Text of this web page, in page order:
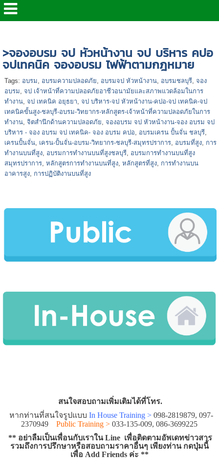
>จองอบรม จป หัวหน้างาน จป บริหาร คปอ
จปเทคนิค จองอบรม ไฟฟ้าตามกฎหมาย
Tags: อบรม, อบรมความปลอดภัย, อบรมจป หัวหน้างาน, อบรมชลบุรี, จอง
อบรม, จป เจ้าหน้าที่ความปลอดภัยอาชีวอนามัยและสภาพแวดล้อมในการ
ทำงาน, จป เทคนิค อยุธยา, จป บริหาร-จป หัวหน้างาน-คปอ-จป เทคนิค-จป
เทคนิคขั้นสูง-ชลบุรี-อบรม-วิทยากร-หลักสูตร-เจ้าหน้าที่ความปลอดภัยในการ
ทำงาน, จิตสำนึกด้านความปลอดภัย, จองอบรม จป หัวหน้างาน-จอง อบรม จป
บริหาร - จอง อบรม จป เทคนิค- จอง อบรม คปอ, อบรมเครน ปั้นจั่น ชลบุรี,
เครนปั้นจั่น, เครน-ปั้นจั่น-อบรม-วิทยากร-ชลบุรี-สมุทรปราการ, อบรมที่สูง, การ
ทำงานบนที่สูง, อบรมการทำงานบนที่สูงชลบุรี, อบรมการทำงานบนที่สูง
สมุทรปราการ, หลักสูตรการทำงานบนที่สูง, หลักสูตรที่สูง, การทำงานบน
อาคารสูง, การปฏิบัติงานบนที่สูง
สนใจสอบถามเพิ่มเติมได้ที่โทร.
หากท่านที่สนใจรูปแบบIn House Training > 098-2819879, 097-
2370949Public Training > 033-135-009, 086-3699225
** อย่าลืมเป็นเพื่อนกับเราในLine เพื่อติดตามอัพเดทข่าวสาร
รวมถึงการปรึกษาหรือสอบถามราคาอื่นๆ เพียงท่าน กดปุ่มนี้
เพื่อ Add Friends ค่ะ **